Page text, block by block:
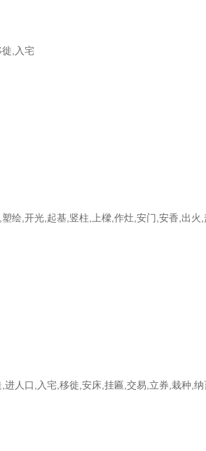
,入宅
绘,开光,起基,竖柱,上樑,作灶,安门,安香,出火
人口,入宅,移徙,安床,挂匾,交易,立券,栽种,